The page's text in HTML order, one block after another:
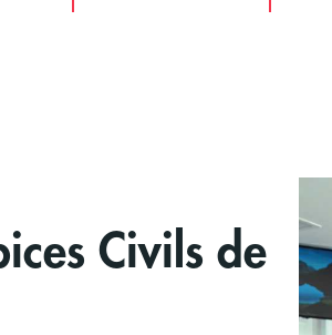
Civils de
libres